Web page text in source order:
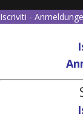
Iscriviti -